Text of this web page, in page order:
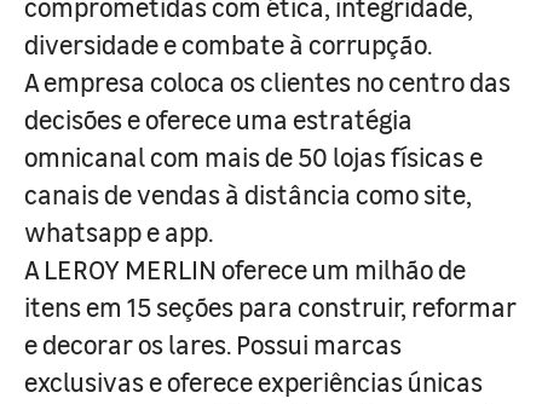
diversidade e combate à corrupção.
A empresa coloca os clientes no centro das
decisões e oferece uma estratégia
omnicanal com mais de 50 lojas físicas e
canais de vendas à distância como site,
whatsapp e app.
A LEROY MERLIN oferece um milhão de
itens em 15 seções para construir, reformar
e decorar os lares. Possui marcas
exclusivas e oferece experiências únicas